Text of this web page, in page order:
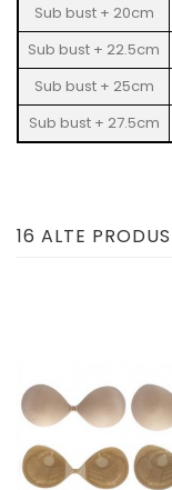
Sub bust + 20cm
Sub bust + 22.5cm
Sub bust + 25cm
Sub bust + 27.5cm
16 ALTE